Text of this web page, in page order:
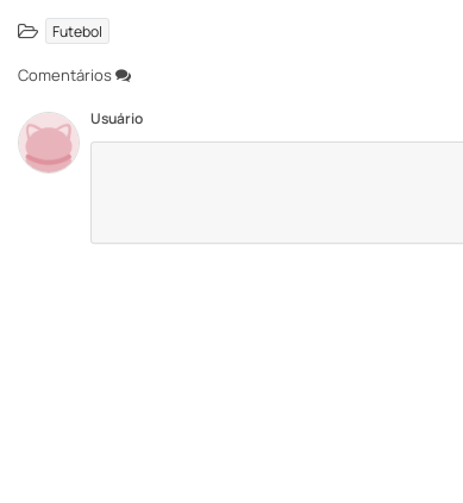
Futebol
Comentários
Usuário